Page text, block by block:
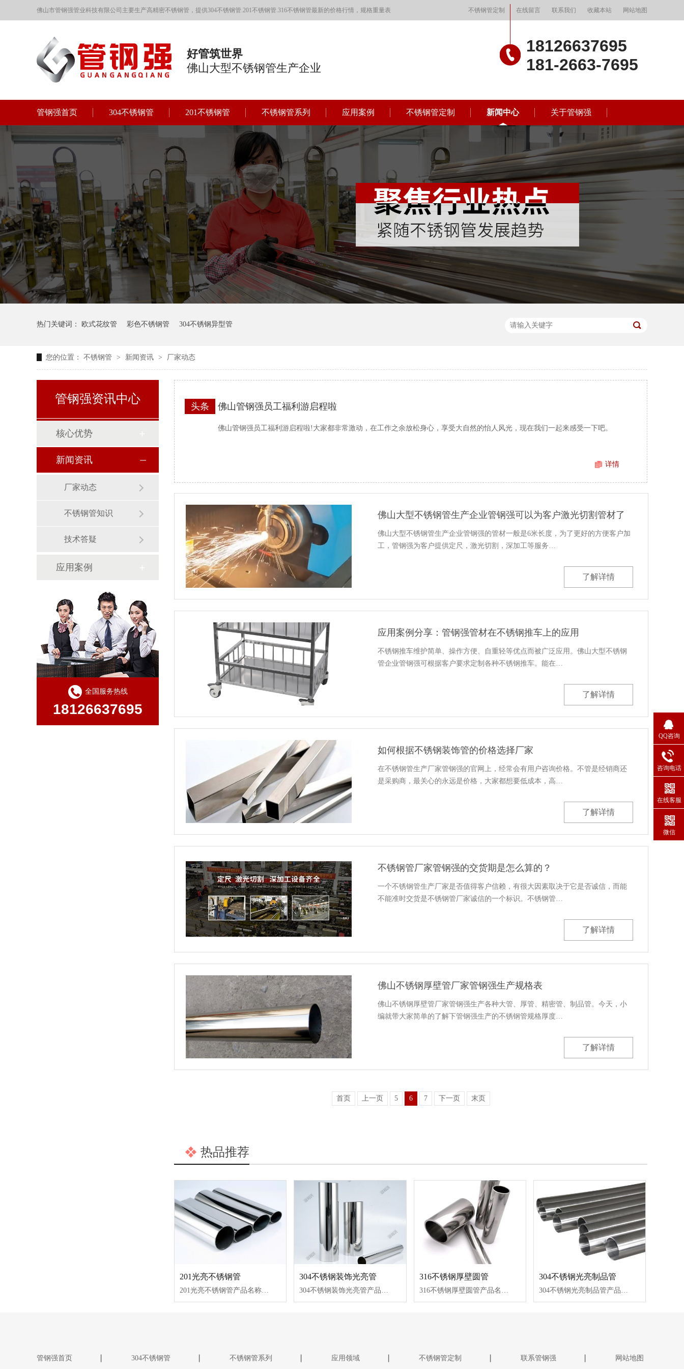
不锈钢管定制 在线留言 联系我们 收藏本站 网站地图
佛山市管钢强管业科技有限公司主要生产高精密不锈钢管，提供304不锈钢管.201不锈钢管.316不锈钢管最新的价格行情，规格重量表
好管筑世界
佛山大型不锈钢管生产企业
18126637695
181-2663-7695
管钢强首页 304不锈钢管 201不锈钢管 不锈钢管系列 应用案例 不锈钢管定制 新闻中心 关于管钢强
联系管钢强
热门关键词： 欧式花纹管 彩色不锈钢管 304不锈钢异型管
您的位置： 不锈钢管 > 新闻资讯 > 厂家动态
管钢强资讯中心
核心优势
新闻资讯
厂家动态
不锈钢管知识
技术答疑
应用案例
全国服务热线
18126637695
佛山管钢强员工福利游启程啦
头条
佛山管钢强员工福利游启程啦!大家都非常激动，在工作之余放松身心，享受大自然的怡人风光，现在我们一起来感受一下吧。
详情
佛山大型不锈钢管生产企业管钢强可以为客户激光切割管材了
佛山大型不锈钢管生产企业管钢强的管材一般是6米长度，为了更好的方便客户加
工，管钢强为客户提供定尺，激光切割，深加工等服务…
了解详情
应用案例分享：管钢强管材在不锈钢推车上的应用
不锈钢推车维护简单、操作方便、自重轻等优点而被广泛应用。佛山大型不锈钢
管企业管钢强可根据客户要求定制各种不锈钢推车。能在…
了解详情
如何根据不锈钢装饰管的价格选择厂家
在不锈钢管生产厂家管钢强的官网上，经常会有用户咨询价格。不管是经销商还
是采购商，最关心的永远是价格，大家都想要低成本，高…
了解详情
不锈钢管厂家管钢强的交货期是怎么算的？
一个不锈钢管生产厂家是否值得客户信赖，有很大因素取决于它是否诚信，而能
不能准时交货是不锈钢管厂家诚信的一个标识。不锈钢管…
了解详情
佛山不锈钢厚壁管厂家管钢强生产规格表
佛山不锈钢厚壁管厂家管钢强生产各种大管、厚管、精密管、制品管。今天，小
编就带大家简单的了解下管钢强生产的不锈钢管规格厚度…
了解详情
首页 上一页 5 6 7 下一页 末页
热品推荐
201光亮不锈钢管
201光亮不锈钢管产品名称：201光亮不锈钢管产品材质：201不锈钢管生产方式：不锈钢焊管焊管类型：直缝焊管生产工艺：冷轧管端形状：扁圆管加工工艺：表面处理，深加工
304不锈钢装饰光亮管
304不锈钢装饰光亮管产品名称：304不锈钢管产品材质：304不锈钢管生产方式：不锈钢焊管焊管类型：直缝焊管生产工艺：冷轧管端形状：圆管加工工艺：表面处理，焊接
316不锈钢厚壁圆管
316不锈钢厚壁圆管产品名称：304不锈钢厚壁管产品材质：304不锈钢管生产方式：不锈钢焊管焊管类型：直缝焊管生产工艺：冷轧管端形状：圆管加工工艺：表面处理，焊接
304不锈钢光亮制品管
304不锈钢光亮制品管产品名称：304不锈钢厚壁管产品材质：304不锈钢管生产方式：不锈钢焊管焊管类型：直缝焊管生产工艺：冷轧管端形状：圆管加工工艺：表面处理，焊接
管钢强首页 304不锈钢管 不锈钢管系列 应用领域 不锈钢管定制 联系管钢强 网站地图
QQ咨询
咨询电话
在线客服
微信